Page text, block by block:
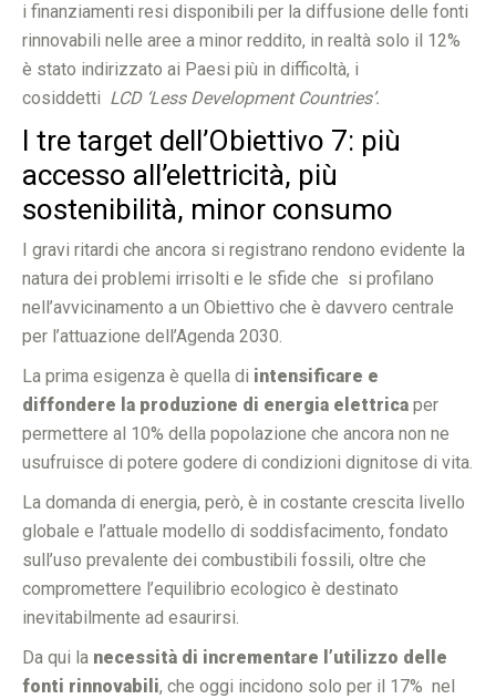
i finanziamenti resi disponibili per la diffusione delle fonti
rinnovabili nelle aree a minor reddito, in realtà solo il 12%
è stato indirizzato ai Paesi più in difficoltà, i
cosiddetti LCD ‘Less Development Countries’.
I tre target dell’Obiettivo 7: più
accesso all’elettricità, più
sostenibilità, minor consumo
I gravi ritardi che ancora si registrano rendono evidente la
natura dei problemi irrisolti e le sfide che si profilano
nell’avvicinamento a un Obiettivo che è davvero centrale
per l’attuazione dell’Agenda 2030.
La prima esigenza è quella di intensificare e
diffondere la produzione di energia elettrica per
permettere al 10% della popolazione che ancora non ne
usufruisce di potere godere di condizioni dignitose di vita.
La domanda di energia, però, è in costante crescita livello
globale e l’attuale modello di soddisfacimento, fondato
sull’uso prevalente dei combustibili fossili, oltre che
compromettere l’equilibrio ecologico è destinato
inevitabilmente ad esaurirsi.
Da qui la necessità di incrementare l’utilizzo delle
fonti rinnovabili, che oggi incidono solo per il 17% nel